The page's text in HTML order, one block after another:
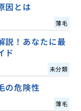
因とは
薄毛
説！あなたに最
ド
未分類
の危険性
薄毛